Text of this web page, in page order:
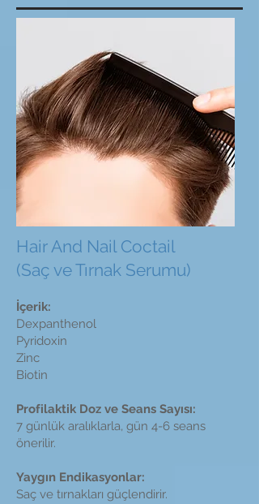
Hair And Nail Coctail
(Saç ve Tırnak Serumu)
İçerik:
Dexpanthenol
Pyridoxin
Zinc
Biotin
Profilaktik Doz ve Seans Sayısı:
7 günlük aralıklarla, gün 4-6 seans
önerilir.
Yaygın Endikasyonlar:
Saç ve tırnakları güçlendirir.